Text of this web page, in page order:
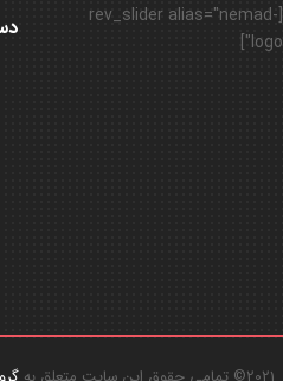
[rev_slider alias="nemad-
logo"]